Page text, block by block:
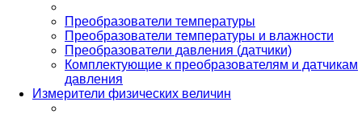
Преобразователи температуры
Преобразователи температуры и влажности
Преобразователи давления (датчики)
Комплектующие к преобразователям и датчикам
давления
Измерители физических величин